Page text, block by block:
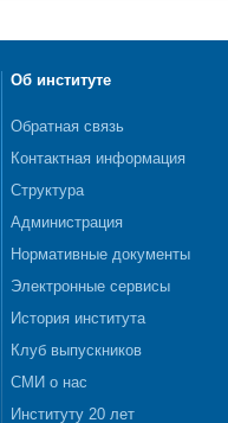
Об институте
Обратная связь
Контактная информация
Структура
Администрация
Нормативные документы
Электронные сервисы
История института
Клуб выпускников
СМИ о нас
Институту 20 лет